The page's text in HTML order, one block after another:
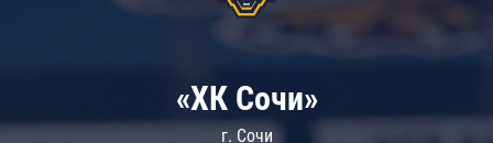
«ХК Сочи»
г. Сочи